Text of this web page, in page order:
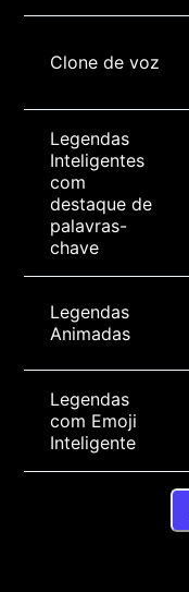
Clone de voz
Legendas
Inteligentes
com
destaque de
palavras-
chave
Legendas
Animadas
Legendas
com Emoji
Inteligente